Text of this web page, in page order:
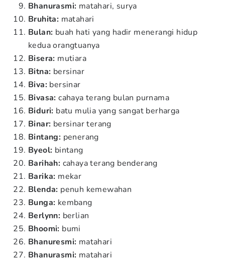
Bhanurasmi: matahari, surya
Bruhita: matahari
Bulan: buah hati yang hadir menerangi hidup
kedua orangtuanya
Bisera: mutiara
Bitna: bersinar
Biva: bersinar
Bivasa:cahaya terang bulan purnama
Biduri: batu mulia yang sangat berharga
Binar: bersinar terang
Bintang: penerang
Byeol: bintang
Barihah: cahaya terang benderang
Barika: mekar
Blenda: penuh kemewahan
Bunga: kembang
Berlynn: berlian
Bhoomi: bumi
Bhanuresmi: matahari
Bhanurasmi: matahari